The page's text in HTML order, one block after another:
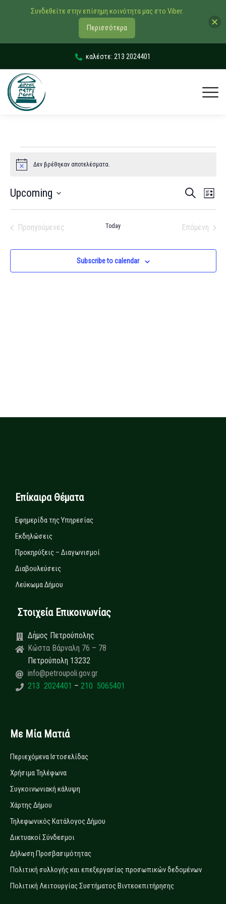
καλέστε: 213 2024401
Notice Δεν βρέθηκαν αποτελέσματα.
Search
and
Αναζήτηση
List
Upcoming
Select
Προηγούμενες
Today
Επόμενη
Subscribe to calendar
Επίκαιρα Θέματα
Εφημερίδα της Υπηρεσίας
Εκδηλώσεις
Προκηρύξεις – Διαγωνισμοί
Διαβουλεύσεις
Λεύκωμα Δήμου
Στοιχεία Επικοινωνίας
Δήμος Πετρούπολης
Κώστα Βάρναλη 76 – 78
Πετρούπολη 13232
info@petroupoli.gov.gr
213 2024401 – 210 5065401
Με Μία Ματιά
Περιεχόμενα Ιστοσελίδας
Χρήσιμα Τηλέφωνα
Συγκοινωνιακή κάλυψη
Χάρτης Δήμου
Τηλεφωνικός Κατάλογος Δήμου
Δικτυακοί Σύνδεσμοι
Δήλωση Προσβασιμότητας
Πολιτική συλλογής και επεξεργασίας προσωπικών δεδομένων
Πολιτική Λειτουργίας Συστήματος Βιντεοεπιτήρησης
Συνδεθείτε στην επίσημη κοινότητα μας στο Viber.
Περισσότερα